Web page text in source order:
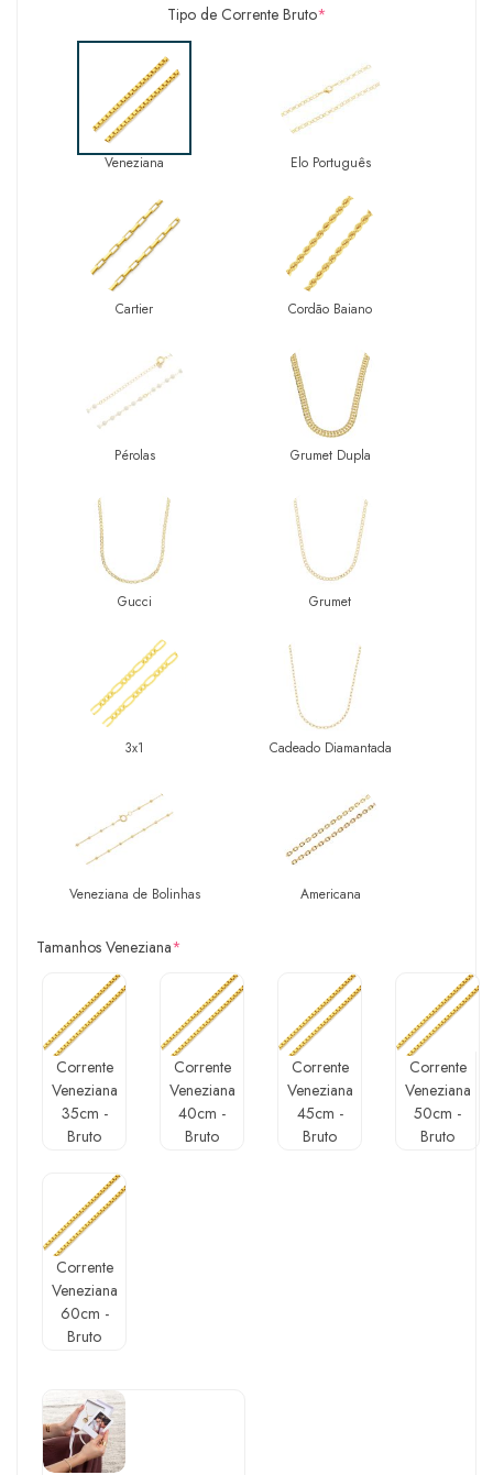
Tipo de Corrente Bruto*
Veneziana Elo Português
Cartier Cordão Baiano
Pérolas Grumet Dupla
Gucci Grumet
3x1 Cadeado Diamantada
Veneziana de Bolinhas Americana
Tamanhos Veneziana*
Corrente
Veneziana
35cm -
Bruto
Corrente
Veneziana
40cm -
Bruto
Corrente
Veneziana
45cm -
Bruto
Corrente
Veneziana
50cm -
Bruto
Corrente
Veneziana
60cm -
Bruto